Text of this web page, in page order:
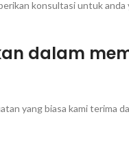
konsultasi untuk
dalam
yang biasa kami terima